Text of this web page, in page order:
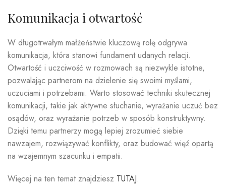
Komunikacja i otwartość
W długotrwałym małżeństwie kluczową rolę odgrywa
komunikacja, która stanowi fundament udanych relacji.
Otwartość i uczciwość w rozmowach są niezwykle istotne,
pozwalając partnerom na dzielenie się swoimi myślami,
uczuciami i potrzebami. Warto stosować techniki skutecznej
komunikacji, takie jak aktywne słuchanie, wyrażanie uczuć bez
osądów, oraz wyrażanie potrzeb w sposób konstruktywny.
Dzięki temu partnerzy mogą lepiej zrozumieć siebie
nawzajem, rozwiązywać konflikty, oraz budować więź opartą
na wzajemnym szacunku i empatii.
Więcej na ten temat znajdziesz TUTAJ.